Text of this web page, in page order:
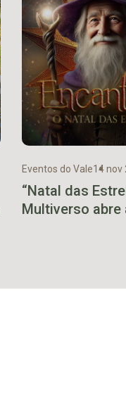
Eventos do Vale14 nov
“Natal das
Multiverso abre